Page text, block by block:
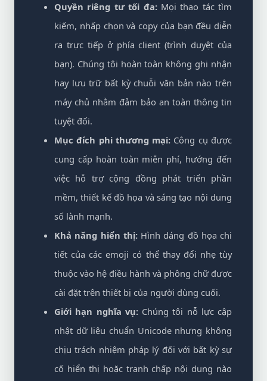
Quyền riêng tư tối đa:Mọi thao tác tìm
kiếm, nhấp chọn và copy của bạn đều diễn
ra trực tiếp ở phía client (trình duyệt của
bạn). Chúng tôi hoàn toàn không ghi nhận
hay lưu trữ bất kỳ chuỗi văn bản nào trên
máy chủ nhằm đảm bảo an toàn thông tin
tuyệt đối.
Mục đích phi thương mại: Công cụ được
cung cấp hoàn toàn miễn phí, hướng đến
việc hỗ trợ cộng đồng phát triển phần
mềm, thiết kế đồ họa và sáng tạo nội dung
số lành mạnh.
Khả năng hiển thị:Hình dáng đồ họa chi
tiết của các emoji có thể thay đổi nhẹ tùy
thuộc vào hệ điều hành và phông chữ được
cài đặt trên thiết bị của người dùng cuối.
Giới hạn nghĩa vụ:Chúng tôi nỗ lực cập
nhật dữ liệu chuẩn Unicode nhưng không
chịu trách nhiệm pháp lý đối với bất kỳ sự
cố hiển thị hoặc tranh chấp nội dung nào